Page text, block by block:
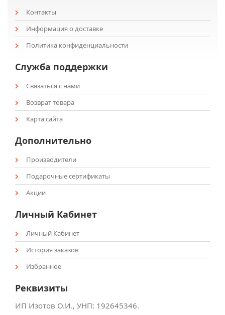
Контакты
Информация о доставке
Политика конфиденциальности
Служба поддержки
Связаться с нами
Возврат товара
Карта сайта
Дополнительно
Производители
Подарочные сертификаты
Акции
Личный Кабинет
Личный Кабинет
История заказов
Избранное
Реквизиты
ИП Изотов О.И., УНП: ‎192645346.